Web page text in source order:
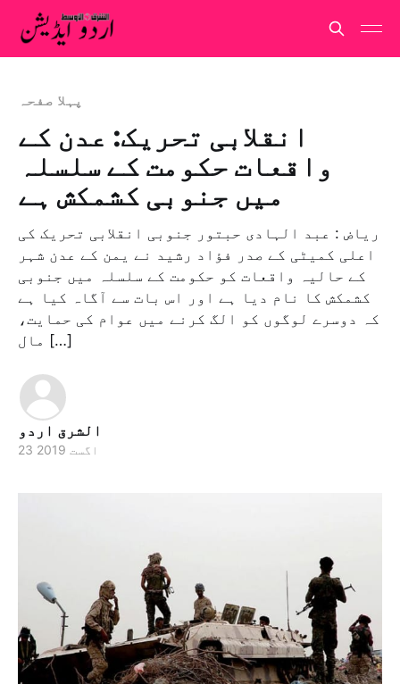
پہلا صفحہ
انقلابی تحریک: عدن کے
واقعات حکومت کے سلسلہ
میں جنوبی کشمکش ہے
ریاض : عبد الہادی حبتور جنوبی انقلابی تحریک کی
اعلی کمیٹی کے صدر فؤاد رشید نے یمن کے عدن شہر
کے حالیہ واقعات کو حکومت کے سلسلہ میں جنوبی
کشمکش کا نام دیا ہے اور اس بات سے آگاہ کیا ہے
کہ دوسرے لوگوں کو الگ کرنے میں عوام کی حمایت،
مال […]
الشرق اردو
23 اگست 2019